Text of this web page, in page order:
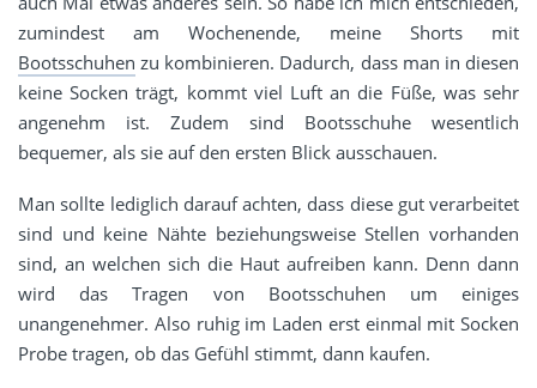
zumindest am Wochenende, meine Shorts mit
Bootsschuhen zu kombinieren. Dadurch, dass man in diesen
keine Socken trägt, kommt viel Luft an die Füße, was sehr
angenehm ist. Zudem sind Bootsschuhe wesentlich
bequemer, als sie auf den ersten Blick ausschauen.
Man sollte lediglich darauf achten, dass diese gut verarbeitet
sind und keine Nähte beziehungsweise Stellen vorhanden
sind, an welchen sich die Haut aufreiben kann. Denn dann
wird das Tragen von Bootsschuhen um einiges
unangenehmer. Also ruhig im Laden erst einmal mit Socken
Probe tragen, ob das Gefühl stimmt, dann kaufen.